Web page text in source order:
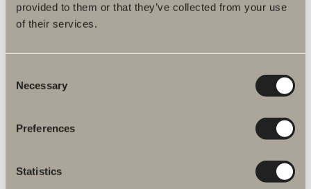
provided to them or that they’ve collected from your use
of their services.
Selection
Necessary
Preferences
Statistics
Håndvask fritstående
mere dekorativt udtryk. Vælg farve og form og